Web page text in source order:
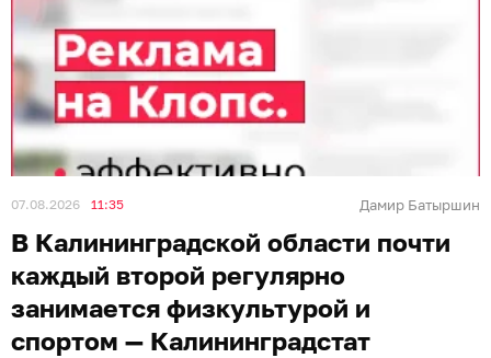
07.08.2026 11:35 Дамир Батыршин
В Калининградской области почти
каждый второй регулярно
занимается физкультурой и
спортом — Калининградстат